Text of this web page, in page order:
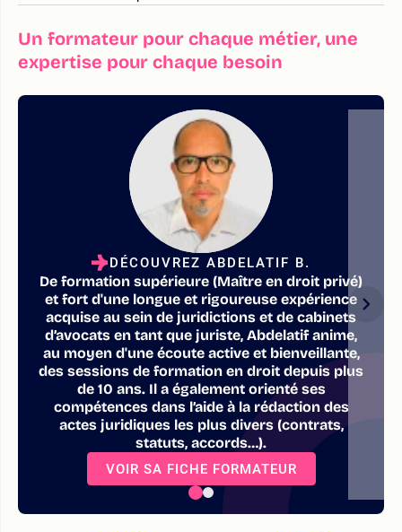
Un formateur pour chaque métier, une
expertise pour chaque besoin
DÉCOUVREZ ABDELATIF B.
De formation supérieure (Maître en droit privé)
et fort d'une longue et rigoureuse expérience
acquise au sein de juridictions et de cabinets
d’avocats en tant que juriste, Abdelatif anime,
au moyen d'une écoute active et bienveillante,
des sessions de formation en droit depuis plus
de 10 ans. Il a également orienté ses
compétences dans l’aide à la rédaction des
actes juridiques les plus divers (contrats,
statuts, accords…).
VOIR SA FICHE FORMATEUR